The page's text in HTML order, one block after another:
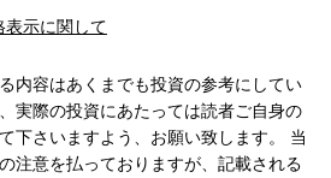
表示に関して
内容はあくまでも投資の参考にしてい
実際の投資にあたっては読者ご自身の
下さいますよう、お願い致します。 当
注意を払っておりますが、記載される